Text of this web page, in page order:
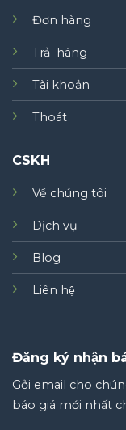
Đơn hàng
Trả hàng
Tài khoản
Thoát
CSKH
Về chúng tôi
Dịch vụ
Blog
Liên hệ
Đăng ký nhận
Gởi email cho
báo giá mới nhất